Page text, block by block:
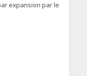
expansion par le